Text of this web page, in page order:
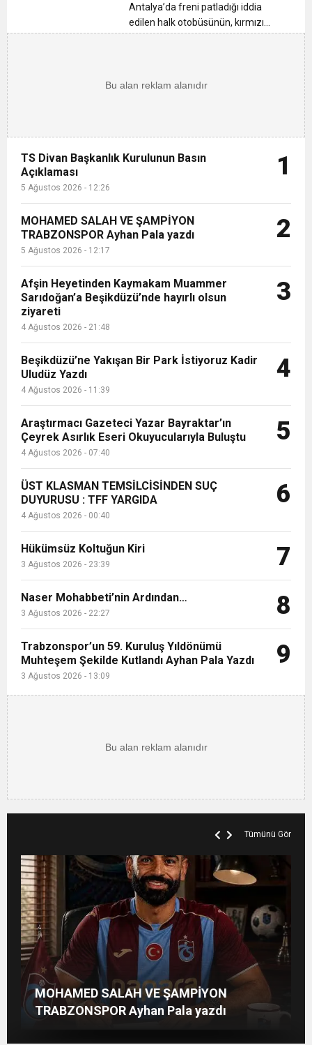
15:06
12:26 TS Divan Başkanlık Kurulunun Basın
kamerada
Antalya’da freni patladığı iddia
edilen halk otobüsünün, kırmızı
görüntüleri ortaya çıktı. Kaza
TS Divan Başkanlık Kurulunun Basın
Açıklaması
5 Ağustos 2026 - 12:26
1
MOHAMED SALAH VE ŞAMPİYON
TRABZONSPOR Ayhan Pala yazdı
5 Ağustos 2026 - 12:17
2
Afşin Heyetinden Kaymakam Muammer
Sarıdoğan’a Beşikdüzü’nde hayırlı olsun
ziyareti
4 Ağustos 2026 - 21:48
3
Beşikdüzü’ne Yakışan Bir Park İstiyoruz Kadir
Uludüz Yazdı
4 Ağustos 2026 - 11:39
4
Araştırmacı Gazeteci Yazar Bayraktar’ın
Çeyrek Asırlık Eseri Okuyucularıyla Buluştu
4 Ağustos 2026 - 07:40
5
ÜST KLASMAN TEMSİLCİSİNDEN SUÇ
DUYURUSU : TFF YARGIDA
4 Ağustos 2026 - 00:40
6
Hükümsüz Koltuğun Kiri
3 Ağustos 2026 - 23:39 7
Naser Mohabbeti’nin Ardından…
3 Ağustos 2026 - 22:27 8
Trabzonspor’un 59. Kuruluş Yıldönümü
Muhteşem Şekilde Kutlandı Ayhan Pala Yazdı
3 Ağustos 2026 - 13:09
9
Tümünü Gör
TS Divan Başkanlık Kurulunun Basın
Açıklaması
MOHAMED SALAH VE ŞAMPİYON
TRABZONSPOR Ayhan Pala yazdı
Afşin Heyetinden Kaymakam Muammer
Sarıdoğan’a Beşikdüzü’nde hayırlı olsun
Beşikdüzü’ne Yakışan Bir Park İstiyoruz
Kadir Uludüz Yazdı